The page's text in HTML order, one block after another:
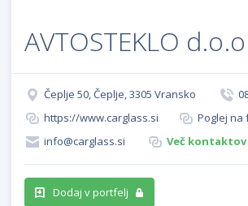
AVTOSTEKLO
Čeplje 50, Čeplje, 3305 Vransko
https://www.carglass.si
Poglej na
info@carglass.si
Več kontaktov
Dodaj v portfelj